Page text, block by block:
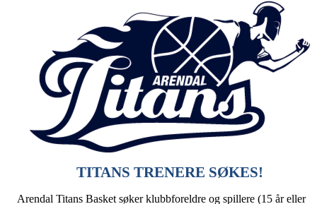
TITANS TRENERE SØKES!
Arendal Titans Basket søker klubbforeldre og spillere (15 år eller